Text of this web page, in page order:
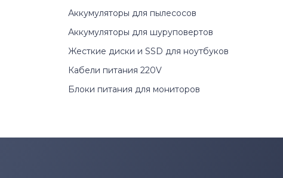
Аккумуляторы для пылесосов
Аккумуляторы для шуруповертов
Жесткие диски и SSD для ноутбуков
Кабели питания 220V
Блоки питания для мониторов